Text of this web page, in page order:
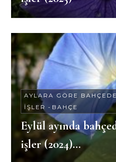
AYLARA GÖRE
İŞLER - BAHÇE
Eylül ayında
işler (2024)…